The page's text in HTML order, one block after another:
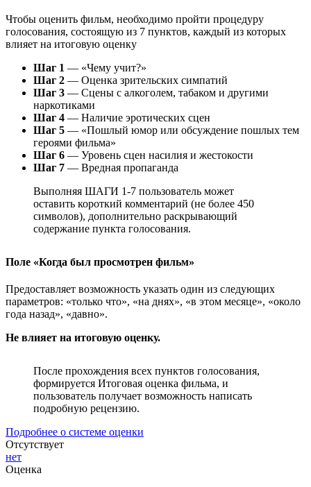
Чтобы оценить фильм, необходимо пройти процедуру
голосования, состоящую из 7 пунктов, каждый из которых
влияет на итоговую оценку
Шаг 1 — «Чему учит?»
Шаг 2 — Оценка зрительских симпатий
Шаг 3 — Сцены с алкоголем, табаком и другими
наркотиками
Шаг 4 — Наличие эротических сцен
Шаг 5 — «Пошлый юмор или обсуждение пошлых тем
героями фильма»
Шаг 6 — Уровень сцен насилия и жестокости
Шаг 7 — Вредная пропаганда
Выполняя ШАГИ 1-7 пользователь может
оставить короткий комментарий (не более 450
символов), дополнительно раскрывающий
содержание пункта голосования.
Поле «Когда был просмотрен фильм»
Предоставляет возможность указать один из следующих
параметров: «только что», «на днях», «в этом месяце», «около
года назад», «давно».
Не влияет на итоговую оценку.
После прохождения всех пунктов голосования,
формируется Итоговая оценка фильма, и
пользователь получает возможность написать
подробную рецензию.
Подробнее о системе оценки
Отсутствует
нет
Оценка